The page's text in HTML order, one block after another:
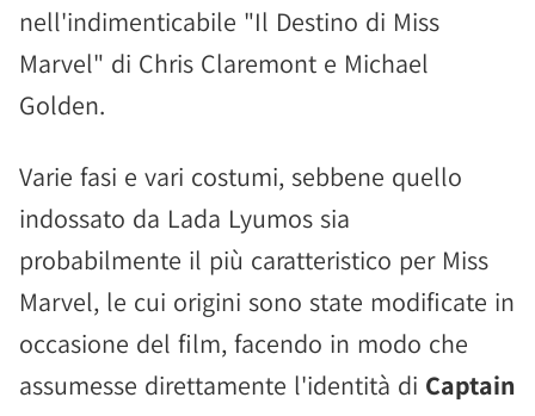
nell'indimenticabile "Il Destino di Miss
Marvel" di Chris Claremont e Michael
Golden.
Varie fasi e vari costumi, sebbene quello
indossato da Lada Lyumos sia
probabilmente il più caratteristico per Miss
Marvel, le cui origini sono state modificate in
occasione del film, facendo in modo che
assumesse direttamente l'identità di Captain